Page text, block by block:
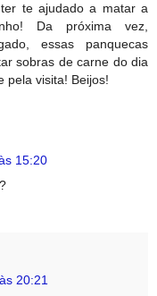
te ajudado a matar a
Da próxima vez,
essas panquecas
sobras de carne do dia
pela visita! Beijos!
15:20
20:21